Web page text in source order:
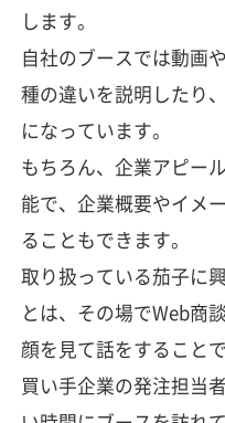
します。
自社のブースでは動画
種の違いを説明したり
になっています。
もちろん、企業アピー
能で、企業概要やイメ
ることもできます。
取り扱っている茄子に
とは、その場でWeb商
顔を見て話をすること
買い手企業の発注担当